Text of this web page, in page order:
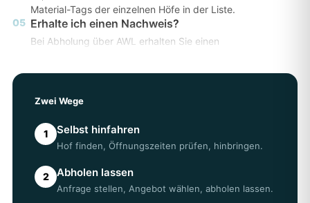
Material-Tags der einzelnen Höfe in der Liste.
05 Erhalte ich einen Nachweis?
Bei Abholung über AWL erhalten Sie einen
Zwei Wege
1 Selbst hinfahren
Hof finden, Öffnungszeiten prüfen, hinbringen.
2 Abholen lassen
Anfrage stellen, Angebot wählen, abholen lassen.